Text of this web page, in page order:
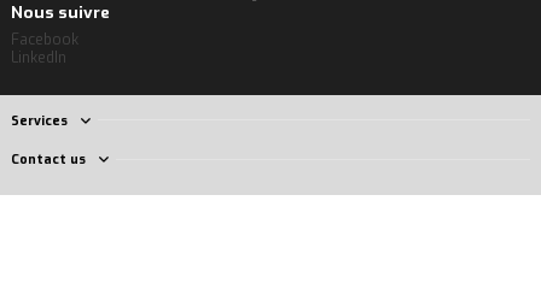
Nous suivre
Facebook
LinkedIn
Services
Contact us